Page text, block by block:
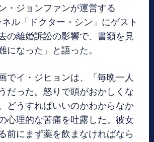
・ジョンファンが運営する
ネル「ドクター・シン」にゲスト
の離婚訴訟の影響で、書類を見
になった」と語った。
でイ・ジヒョンは、「毎晩一人
だった。怒りで頭がおかしくな
どうすればいいのかわからなか
心理的な苦痛を吐露した。彼女
前にまず薬を飲まなければなら